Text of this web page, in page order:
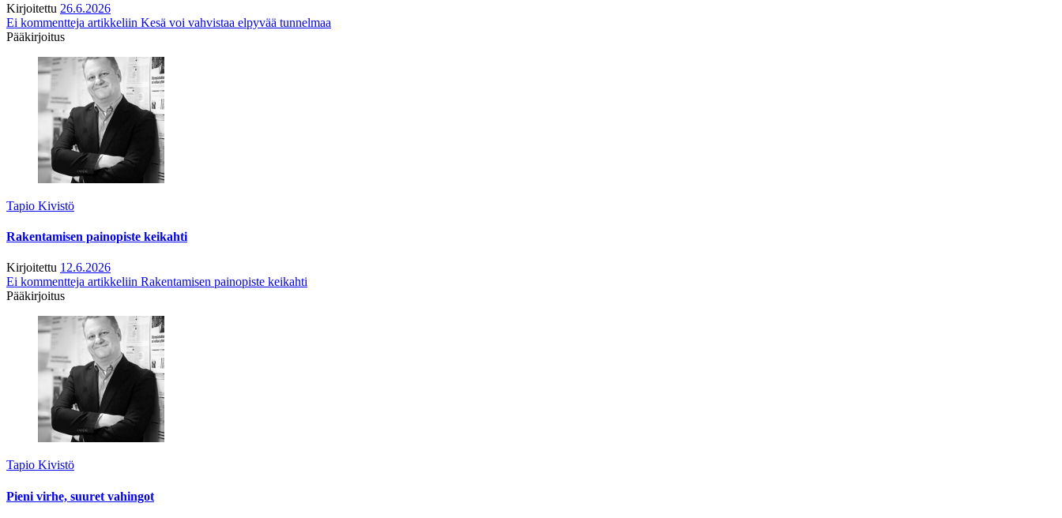
Kirjoitettu 26.6.2026
Ei kommentteja artikkeliin Kesä voi vahvistaa elpyvää tunnelmaa
Pääkirjoitus
Tapio Kivistö
Rakentamisen painopiste keikahti
Kirjoitettu 12.6.2026
Ei kommentteja artikkeliin Rakentamisen painopiste keikahti
Pääkirjoitus
Tapio Kivistö
Pieni virhe, suuret vahingot